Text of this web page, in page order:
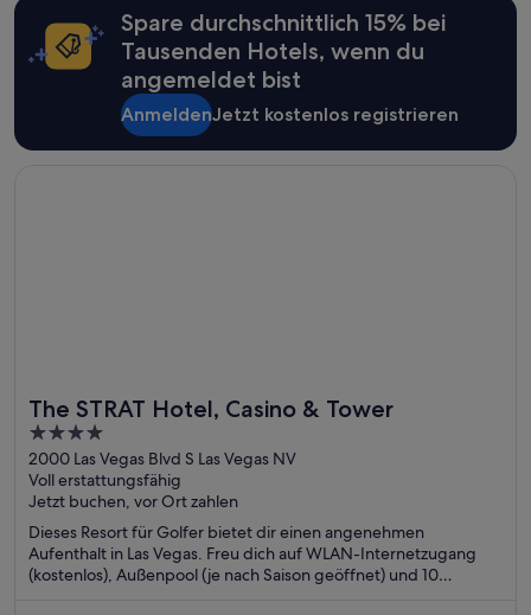
Spare durchschnittlich 15% bei
Tausenden Hotels, wenn du
angemeldet bist
AnmeldenJetzt kostenlos registrieren
The STRAT Hotel, Casino & Tower
4
out
of
5
2000 Las Vegas Blvd S Las Vegas NV
Voll erstattungsfähig
Jetzt buchen, vor Ort zahlen
Dieses Resort für Golfer bietet dir einen angenehmen
Aufenthalt in Las Vegas. Freu dich auf WLAN-Internetzugang
(kostenlos), Außenpool (je nach Saison geöffnet) und 10